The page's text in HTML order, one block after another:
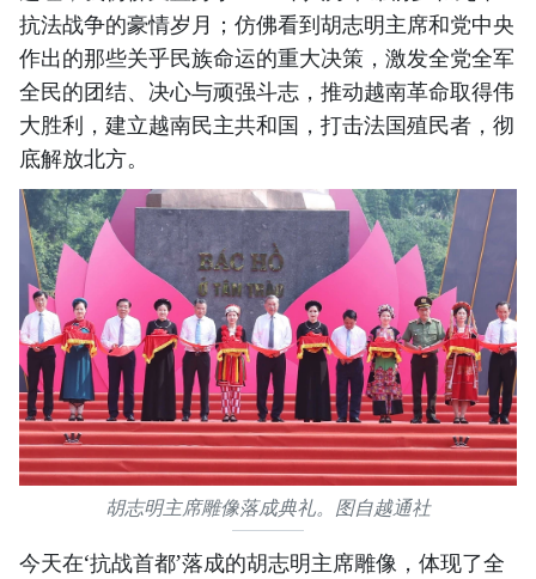
抗法战争的豪情岁月；仿佛看到胡志明主席和党中央
作出的那些关乎民族命运的重大决策，激发全党全军
全民的团结、决心与顽强斗志，推动越南革命取得伟
大胜利，建立越南民主共和国，打击法国殖民者，彻
底解放北方。
胡志明主席雕像落成典礼。图自越通社
今天在‘抗战首都’落成的胡志明主席雕像，体现了全